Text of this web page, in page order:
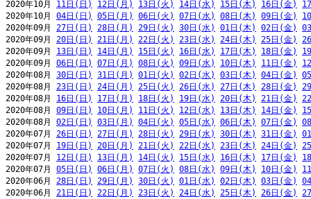
2020年10月 11日(日) 12日(月) 13日(火) 14日(水) 15日(木) 16日(金)
2020年10月 04日(日) 05日(月) 06日(火) 07日(水) 08日(木) 09日(金)
2020年09月 27日(日) 28日(月) 29日(火) 30日(水) 01日(木) 02日(金)
2020年09月 20日(日) 21日(月) 22日(火) 23日(水) 24日(木) 25日(金)
2020年09月 13日(日) 14日(月) 15日(火) 16日(水) 17日(木) 18日(金)
2020年09月 06日(日) 07日(月) 08日(火) 09日(水) 10日(木) 11日(金)
2020年08月 30日(日) 31日(月) 01日(火) 02日(水) 03日(木) 04日(金)
2020年08月 23日(日) 24日(月) 25日(火) 26日(水) 27日(木) 28日(金)
2020年08月 16日(日) 17日(月) 18日(火) 19日(水) 20日(木) 21日(金)
2020年08月 09日(日) 10日(月) 11日(火) 12日(水) 13日(木) 14日(金)
2020年08月 02日(日) 03日(月) 04日(火) 05日(水) 06日(木) 07日(金)
2020年07月 26日(日) 27日(月) 28日(火) 29日(水) 30日(木) 31日(金)
2020年07月 19日(日) 20日(月) 21日(火) 22日(水) 23日(木) 24日(金)
2020年07月 12日(日) 13日(月) 14日(火) 15日(水) 16日(木) 17日(金)
2020年07月 05日(日) 06日(月) 07日(火) 08日(水) 09日(木) 10日(金)
2020年06月 28日(日) 29日(月) 30日(火) 01日(水) 02日(木) 03日(金)
2020年06月 21日(日) 22日(月) 23日(火) 24日(水) 25日(木) 26日(金)